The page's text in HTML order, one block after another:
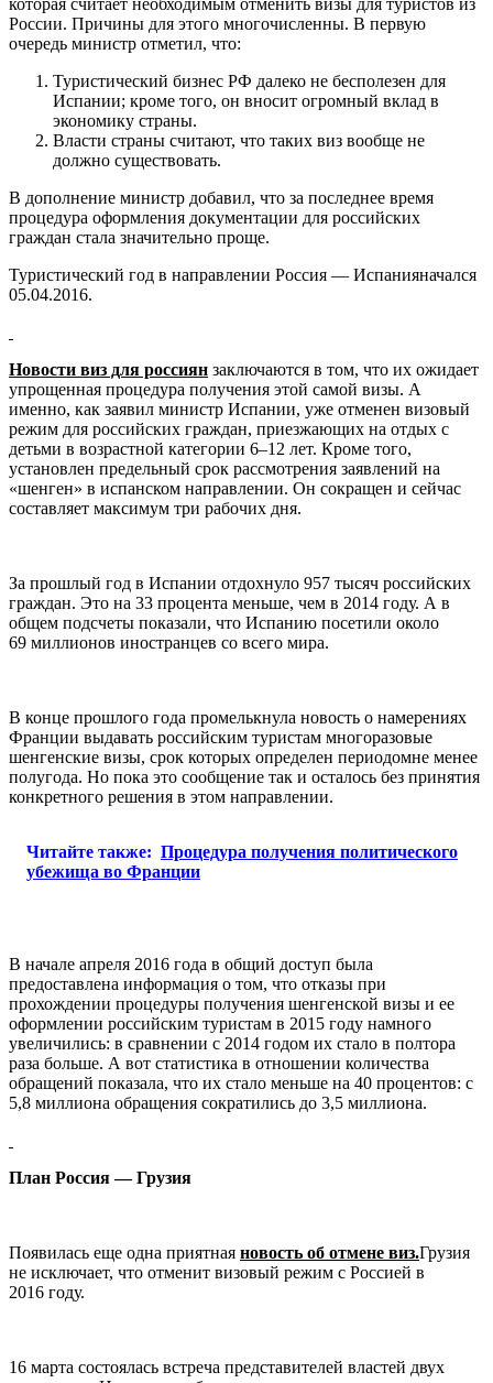
которая считает необходимым отменить визы для туристов из
России. Причины для этого многочисленны. В первую
очередь министр отметил, что:
Туристический бизнес РФ далеко не бесполезен для
Испании; кроме того, он вносит огромный вклад в
экономику страны.
Власти страны считают, что таких виз вообще не
должно существовать.
В дополнение министр добавил, что за последнее время
процедура оформления документации для российских
граждан стала значительно проще.
Туристический год в направлении Россия — Испанияначался
05.04.2016.
Новости виз для россиян заключаются в том, что их ожидает
упрощенная процедура получения этой самой визы. А
именно, как заявил министр Испании, уже отменен визовый
режим для российских граждан, приезжающих на отдых с
детьми в возрастной категории 6–12 лет. Кроме того,
установлен предельный срок рассмотрения заявлений на
«шенген» в испанском направлении. Он сокращен и сейчас
составляет максимум три рабочих дня.
За прошлый год в Испании отдохнуло 957 тысяч российских
граждан. Это на 33 процента меньше, чем в 2014 году. А в
общем подсчеты показали, что Испанию посетили около
69 миллионов иностранцев со всего мира.
В конце прошлого года промелькнула новость о намерениях
Франции выдавать российским туристам многоразовые
шенгенские визы, срок которых определен периодомне менее
полугода. Но пока это сообщение так и осталось без принятия
конкретного решения в этом направлении.
Читайте также: Процедура получения политического
убежища во Франции
В начале апреля 2016 года в общий доступ была
предоставлена информация о том, что отказы при
прохождении процедуры получения шенгенской визы и ее
оформлении российским туристам в 2015 году намного
увеличились: в сравнении с 2014 годом их стало в полтора
раза больше. А вот статистика в отношении количества
обращений показала, что их стало меньше на 40 процентов: с
5,8 миллиона обращения сократились до 3,5 миллиона.
План Россия — Грузия
Появилась еще одна приятная новость об отмене виз.Грузия
не исключает, что отменит визовый режим с Россией в
2016 году.
16 марта состоялась встреча представителей властей двух